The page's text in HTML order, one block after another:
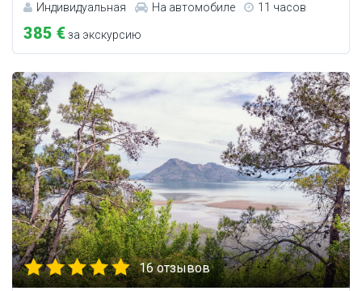
Индивидуальная На автомобиле 11 часов
385 €за экскурсию
16 отзывов